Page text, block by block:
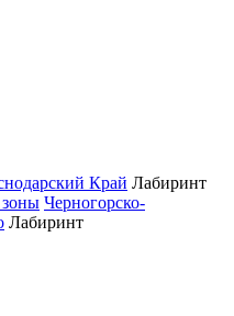
Край Лабиринт
Черногорско-
Лабиринт